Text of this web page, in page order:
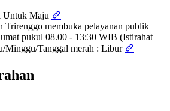
Untuk Maju
Trirenggo membuka pelayanan publik
pukul 08.00 - 13:30 WIB (Istirahat
Minggu/Tanggal merah : Libur